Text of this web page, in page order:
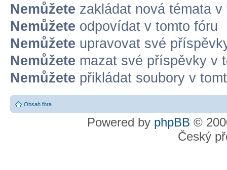
Nemůžete zakládat nová témata v
Nemůžete odpovídat v tomto fóru
Nemůžete upravovat své
Nemůžete mazat své příspěvky v
Nemůžete přikládat soubory v
Obsah fóra
Powered by phpBB ©
Český